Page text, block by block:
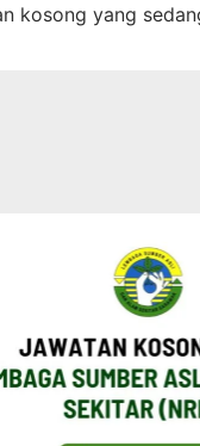
kosong yang